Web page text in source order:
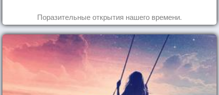
Поразительные открытия нашего времени.